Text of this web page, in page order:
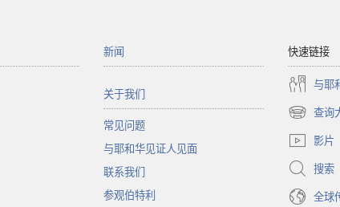
新闻
关于我们
常见问题
与耶和华见证人见面
联系我们
参观伯特利
快速链接
与耶
查询
（打
开
新
窗
口）
影片
搜索
全球